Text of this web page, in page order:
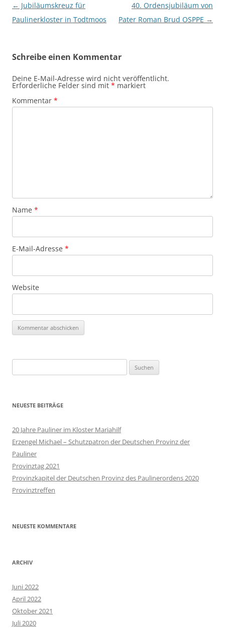
Beitragsnavigation
← Jubiläumskreuz für
Paulinerkloster in Todtmoos
40. Ordensjubiläum von
Pater Roman Brud OSPPE →
Schreibe einen Kommentar
Deine E-Mail-Adresse wird nicht veröffentlicht.
Erforderliche Felder sind mit * markiert
Kommentar *
Name *
E-Mail-Adresse *
Website
nach:
NEUESTE BEITRÄGE
20 Jahre Pauliner im Kloster Mariahilf
Erzengel Michael – Schutzpatron der Deutschen Provinz der
Pauliner
Provinztag 2021
Provinzkapitel der Deutschen Provinz des Paulinerordens 2020
Provinztreffen
NEUESTE KOMMENTARE
ARCHIV
Juni 2022
April 2022
Oktober 2021
Juli 2020